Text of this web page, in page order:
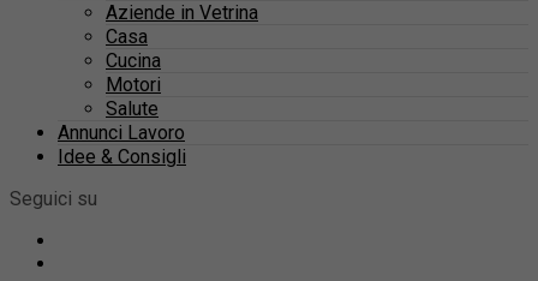
Aziende in Vetrina
Casa
Cucina
Motori
Salute
Annunci Lavoro
Idee & Consigli
Seguici su